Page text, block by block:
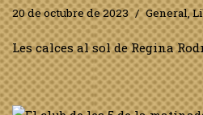
20 de octubre de 2023 General,
Les calces al sol de Regina